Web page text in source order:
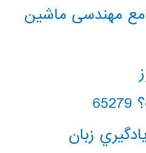
مهندسی ماشین
زبان